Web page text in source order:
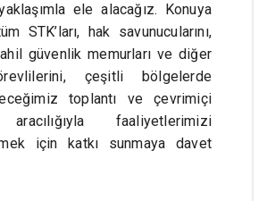
ele alacağız. Konuya
STK’ları, hak savunucularını,
güvenlik memurları ve diğer
çeşitli bölgelerde
toplantı ve çevrimiçi
faaliyetlerimizi
için katkı sunmaya davet